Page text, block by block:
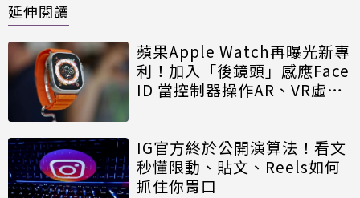
延伸閱讀
蘋果Apple Watch再曝光新專
利！加入「後鏡頭」感應Face
ID 當控制器操作AR、VR虛擬
IG官方終於公開演算法！看文
秒懂限動、貼文、Reels如何
抓住你胃口